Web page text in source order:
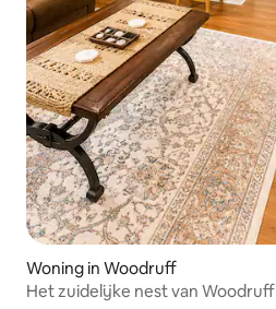
Woning in Woodruff
Het zuidelijke nest van Woodruff